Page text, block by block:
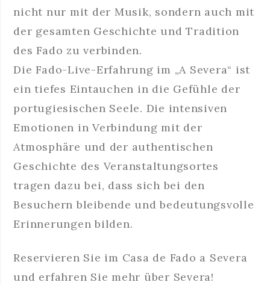
nicht nur mit der Musik, sondern auch mit
der gesamten Geschichte und Tradition
des Fado zu verbinden.
Die Fado-Live-Erfahrung im „A Severa“ ist
ein tiefes Eintauchen in die Gefühle der
portugiesischen Seele. Die intensiven
Emotionen in Verbindung mit der
Atmosphäre und der authentischen
Geschichte des Veranstaltungsortes
tragen dazu bei, dass sich bei den
Besuchern bleibende und bedeutungsvolle
Erinnerungen bilden.
Reservieren Sie im Casa de Fado a Severa
und erfahren Sie mehr über Severa!